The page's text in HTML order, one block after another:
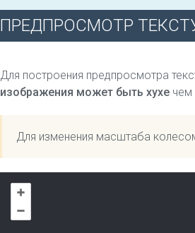
ПРЕДПРОСМОТР
Для построения предпросмотра
изображения может быть хухе чем
Для изменения масштаба